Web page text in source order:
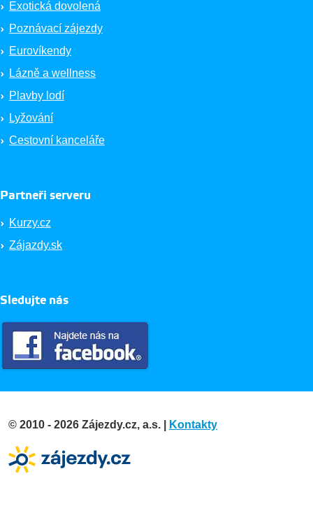
Exotická dovolená
Poznávací zájezdy
Eurovíkendy
Lázně a wellness
Plavby lodí
Lyžování
Cestovní kanceláře
Partneři serveru
Kurzy.cz
Zájazdy.sk
Sledujte nás
© 2010 - 2026 Zájezdy.cz, a.s. | Kontakty